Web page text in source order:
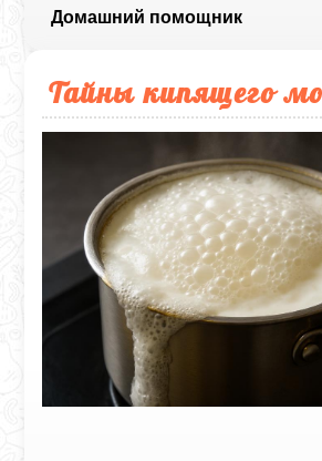
Домашний помощник
Тайны кипящего